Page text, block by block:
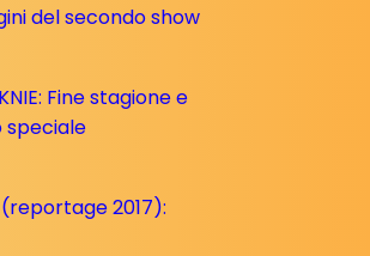
del secondo show
Fine stagione e
speciale
(reportage 2017):